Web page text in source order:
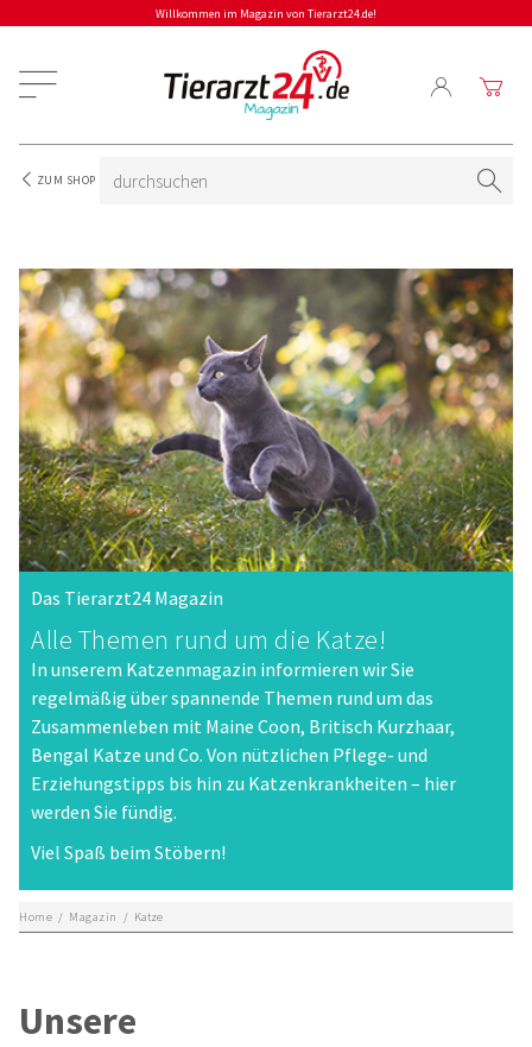
Willkommen im Magazin von Tierarzt24.de!
ZUM SHOP
Das Tierarzt24 Magazin
Alle Themen rund um die Katze!
In unserem Katzenmagazin informieren wir Sie
regelmäßig über spannende Themen rund um das
Zusammenleben mit Maine Coon, Britisch Kurzhaar,
Bengal Katze und Co. Von nützlichen Pflege- und
Erziehungstipps bis hin zu Katzenkrankheiten – hier
werden Sie fündig.
Viel Spaß beim Stöbern!
Home / Magazin / Katze
Unsere